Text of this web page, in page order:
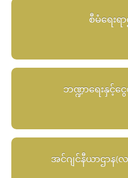
စီမံရေးရာ
ဘဏ္ဍာရေးနှင့်ငွေ
အင်ဂျင်နီယာဌာန(